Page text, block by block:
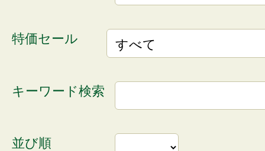
特価セール
キーワード検索
並び順